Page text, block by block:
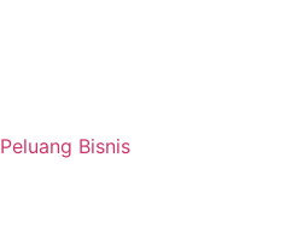
Peluang Bisnis